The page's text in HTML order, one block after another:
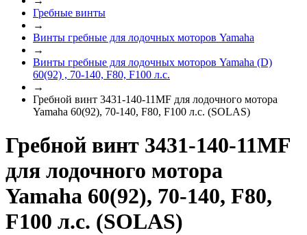
Гребные винты
→
Винты гребные для лодочных моторов Yamaha
→
Винты гребные для лодочных моторов Yamaha (D)
60(92) , 70-140, F80, F100 л.с.
→
Гребной винт 3431-140-11MF для лодочного мотора
Yamaha 60(92), 70-140, F80, F100 л.с. (SOLAS)
Гребной винт 3431-140-11MF
для лодочного мотора
Yamaha 60(92), 70-140, F80,
F100 л.с. (SOLAS)